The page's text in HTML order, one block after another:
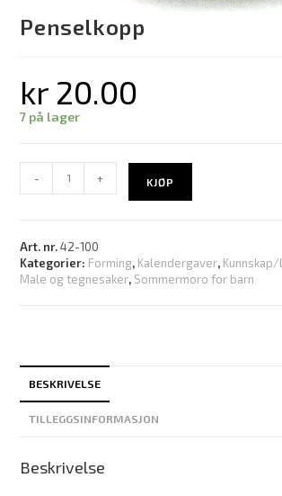
Penselkopp
kr 20.00
7 på lager
- + KJØP
Art. nr.42-100
Kategorier: Forming, Kalendergaver,
Male og tegnesaker, Sommermoro for barn
BESKRIVELSE
TILLEGGSINFORMASJON
Beskrivelse